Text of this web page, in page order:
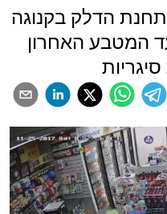
הדלק בקנוגה
המטבע האחרון